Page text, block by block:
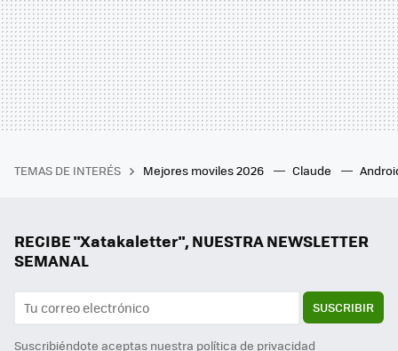
TEMAS DE INTERÉS Mejores moviles 2026 Claude
RECIBE "Xatakaletter", NUESTRA NEWSLETTER
SEMANAL
SUSCRIBIR
Suscribiéndote aceptas nuestra política de privacidad